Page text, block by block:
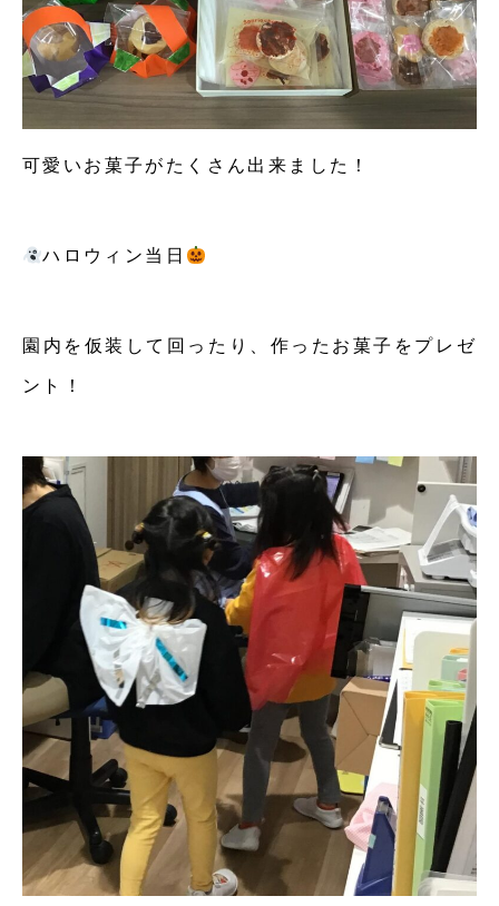
可愛いお菓子がたくさん出来ました！
ハロウィン当日
園内を仮装して回ったり、作ったお菓子をプレゼ
ント！